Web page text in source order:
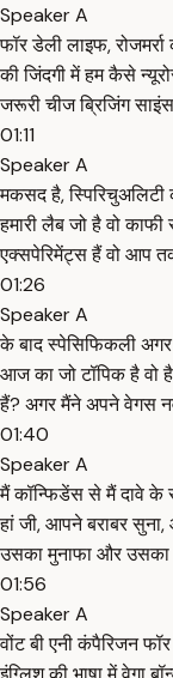
Speaker A
फॉर डेली लाइफ,
की जिंदगी में हम कैसे
जरूरी चीज ब्रिजिंग
01:11
Speaker A
मकसद है,
हमारी लैब जो है वो
एक्सपेरिमेंट्स हैं वो आप
01:26
Speaker A
के बाद स्पेसिफिकली अगर
आज का जो टॉपिक है वो
हैं? अगर मैंने अपने वेगस
01:40
Speaker A
मैं कॉन्फिडेंस से मैं दावे
हां जी, आपने बराबर
उसका मुनाफा और
01:56
Speaker A
वोंट बी एनी कंपैरिजन